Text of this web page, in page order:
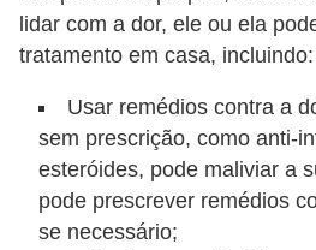
lidar com a dor, ele ou ela
tratamento em casa, incluindo:
Usar remédios contra a
sem prescrição, como anti-
esteróides, pode maliviar a
pode prescrever remédios
se necessário;